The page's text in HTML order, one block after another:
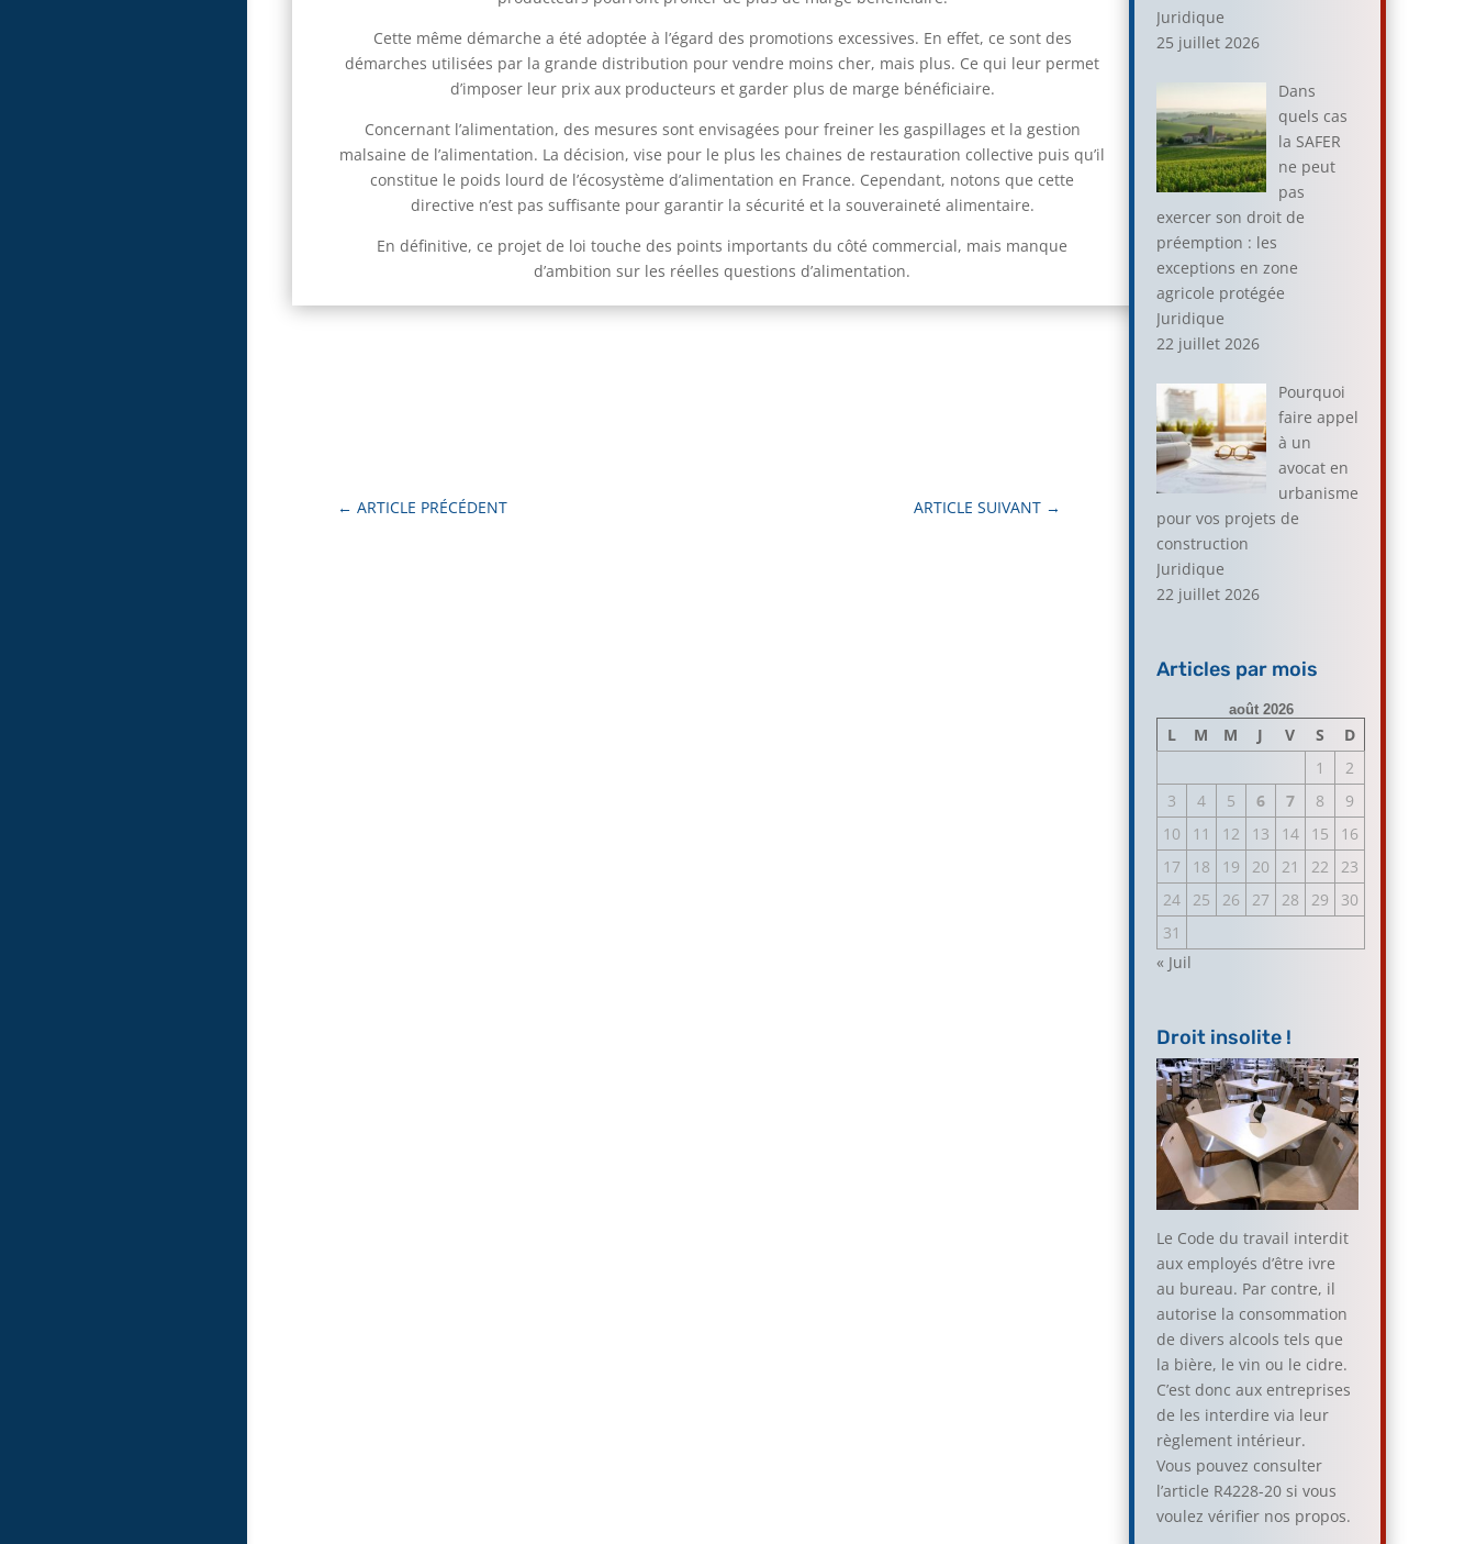
Cette même démarche a été adoptée à l’égard des promotions excessives. En effet, ce sont des
démarches utilisées par la grande distribution pour vendre moins cher, mais plus. Ce qui leur permet
d’imposer leur prix aux producteurs et garder plus de marge bénéficiaire.
Concernant l’alimentation, des mesures sont envisagées pour freiner les gaspillages et la gestion
malsaine de l’alimentation. La décision, vise pour le plus les chaines de restauration collective puis qu’il
constitue le poids lourd de l’écosystème d’alimentation en France. Cependant, notons que cette
directive n’est pas suffisante pour garantir la sécurité et la souveraineté alimentaire.
En définitive, ce projet de loi touche des points importants du côté commercial, mais manque
d’ambition sur les réelles questions d’alimentation.
←ARTICLE PRÉCÉDENT ARTICLE SUIVANT →
Juridique
25 juillet 2026
Dans
quels cas
la SAFER
ne peut
pas
exercer son droit de
préemption : les
exceptions en zone
agricole protégée
Juridique
22 juillet 2026
Pourquoi
faire appel
à un
avocat en
urbanisme
pour vos projets de
construction
Juridique
22 juillet 2026
Articles par mois
août 2026
L M M J V S
D
1
2
3
4 5 6 7 8
9
10
11 12 13 14 15
16
17
18 19 20 21 22
23
24
25 26 27 28 29
30
31
« Juil
Droit insolite !
Le Code du travail interdit
aux employés d’être ivre
au bureau. Par contre, il
autorise la consommation
de divers alcools tels que
la bière, le vin ou le cidre.
C’est donc aux entreprises
de les interdire via leur
règlement intérieur.
Vous pouvez consulter
l’article R4228-20 si vous
voulez vérifier nos propos.